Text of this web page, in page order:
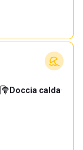
Doccia calda·